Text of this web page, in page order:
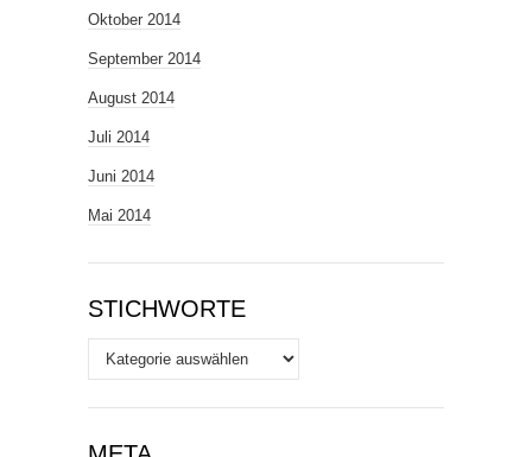
Oktober 2014
September 2014
August 2014
Juli 2014
Juni 2014
Mai 2014
STICHWORTE
Stichworte